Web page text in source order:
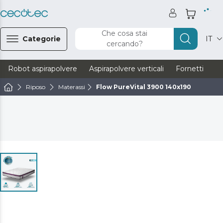
Categorie
Che cosa stai
cercando?
IT
Robot aspirapolvere Aspirapolvere verticali Fornetti
Riposo Materassi Flow PureVital 3900 140x190